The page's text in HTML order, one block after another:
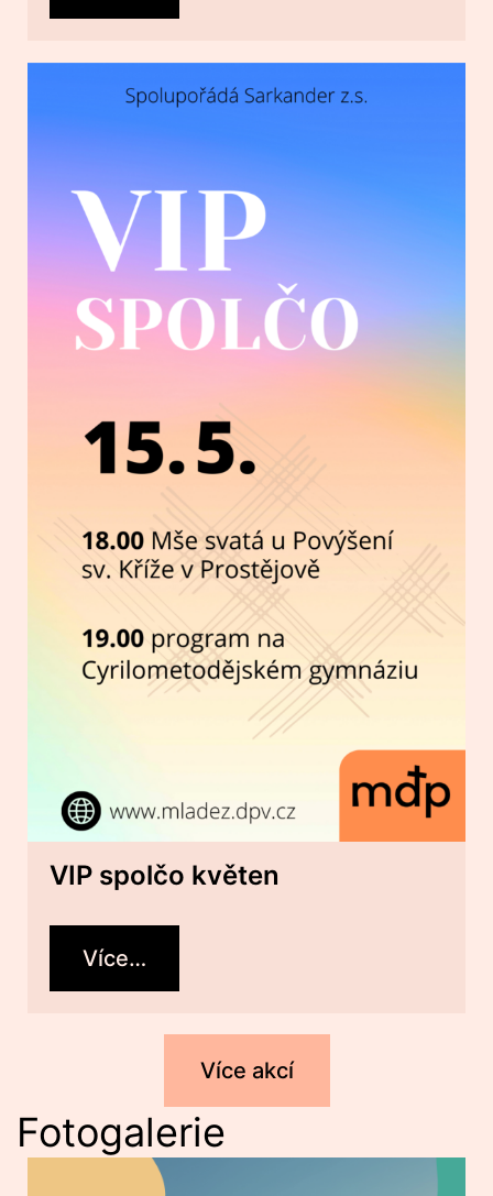
VIP spolčo květen
Více…
Více akcí
Fotogalerie